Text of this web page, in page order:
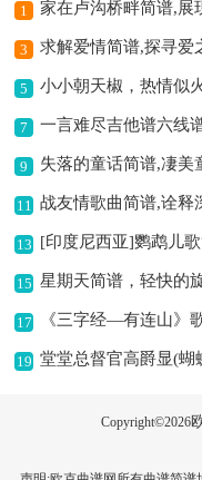
1
3
5 小小朝天椒，热情似
7
9
11
13
15 星期天简谱，轻快的
17
19
Copyright©2026